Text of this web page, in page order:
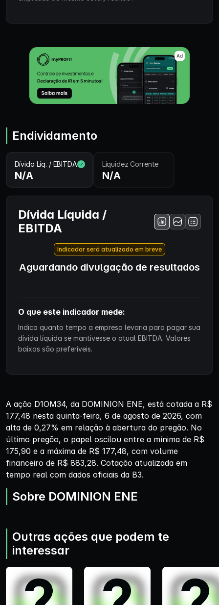
Endividamento
Dívida Líq. / EBITDA
N/A
Liquidez Corrente
N/A
Dívida Líquida /
EBITDA
Indicador será atualizado em breve
Aguardando divulgação de resultados
O que este indicador mede:
Indica quanto tempo a empresa levaria para pagar sua
dívida líquida se mantivesse o atual EBITDA. Valores
baixos são preferíveis.
A ação D1OM34, da DOMINION ENE, está cotada a R$
177,48 nesta quinta-feira, 6 de agosto de 2026, com
alta de 0,27% em relação à abertura do pregão. No
último pregão, o papel oscilou entre a mínima de R$
175,90 e a máxima de R$ 177,48, com volume
financeiro de R$ 883,28. Cotação atualizada em
tempo real com dados oficiais da B3.
Sobre DOMINION ENE
Outras ações que podem te
interessar